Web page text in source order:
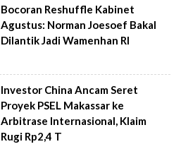
Bocoran Reshuffle Kabinet
Agustus: Norman Joesoef Bakal
Dilantik Jadi Wamenhan RI
Investor China Ancam Seret
Proyek PSEL Makassar ke
Arbitrase Internasional, Klaim
Rugi Rp2,4 T